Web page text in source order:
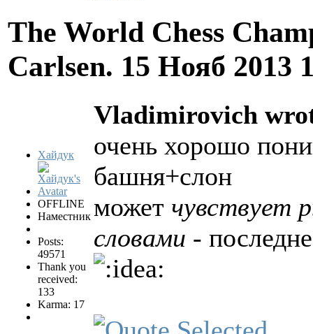
The World Chess
Carlsen. 15 Нояб 2013
Хайдук
OFFLINE
Наместник
Posts:
49571
Thank you
received:
133
Karma: 17
Vladimirovich
очень хорошо
башня+слон
может чувствует
словами -